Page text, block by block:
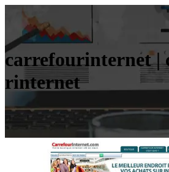
car­refou­rinter­net |
rinter­net